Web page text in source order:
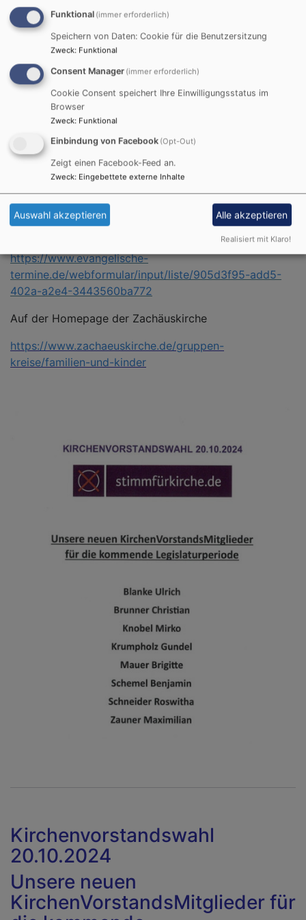
Anmeldung: ab 5. März online per Link oder QR-
Code
Plätze begrenzt – schnell anmelden!
Und psst… Carl, das kopflose Schlossgespenst seit
1320, wartet auch schon auf dich. 😉
Wir freuen uns auf dich!
Jutta, Alex, Lukas & das Team
Link zum Webformular Anmeldung Kidsfreizeit
Derneck 2026:
https://www.evangelische-
termine.de/webformular/input/liste/905d3f95-add5-
402a-a2e4-3443560ba772
Auf der Homepage der Zachäuskirche
https://www.zachaeuskirche.de/gruppen-
kreise/familien-und-kinder
Kirchenvorstandswahl
20.10.2024
Unsere neuen
KirchenVorstandsMitglieder für
Funktional (immer erforderlich)
Speichern von Daten: Cookie für die Benutzersitzung
Zweck: Funktional
Consent Manager (immer erforderlich)
Cookie Consent speichert Ihre Einwilligungsstatus im
Browser
Zweck: Funktional
Einbindung von Facebook (Opt-Out)
Zeigt einen Facebook-Feed an.
Zweck: Eingebettete externe Inhalte
Auswahl akzeptieren Alle akzeptieren
Realisiert mit Klaro!